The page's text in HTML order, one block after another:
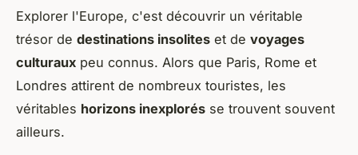
Explorer l'Europe, c'est découvrir un véritable
trésor de destinations insolites et de voyages
culturaux peu connus. Alors que Paris, Rome et
Londres attirent de nombreux touristes, les
véritables horizons inexplorés se trouvent souvent
ailleurs.